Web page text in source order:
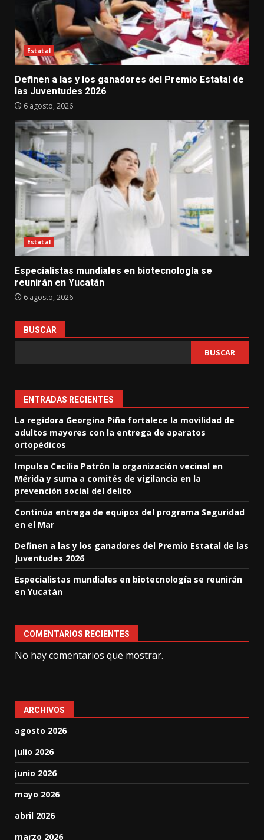
Estatal
Definen a las y los ganadores del Premio Estatal de
las Juventudes 2026
6 agosto, 2026
Estatal
Especialistas mundiales en biotecnología se
reunirán en Yucatán
6 agosto, 2026
BUSCAR
BUSCAR
ENTRADAS RECIENTES
La regidora Georgina Piña fortalece la movilidad de
adultos mayores con la entrega de aparatos
ortopédicos
Impulsa Cecilia Patrón la organización vecinal en
Mérida y suma a comités de vigilancia en la
prevención social del delito
Continúa entrega de equipos del programa Seguridad
en el Mar
Definen a las y los ganadores del Premio Estatal de las
Juventudes 2026
Especialistas mundiales en biotecnología se reunirán
en Yucatán
COMENTARIOS RECIENTES
No hay comentarios que mostrar.
ARCHIVOS
agosto 2026
julio 2026
junio 2026
mayo 2026
abril 2026
marzo 2026